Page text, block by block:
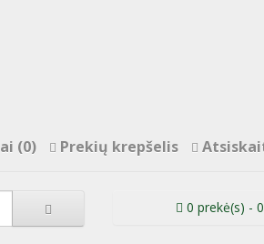
(0) Prekių krepšelis
0 prekė(s) -